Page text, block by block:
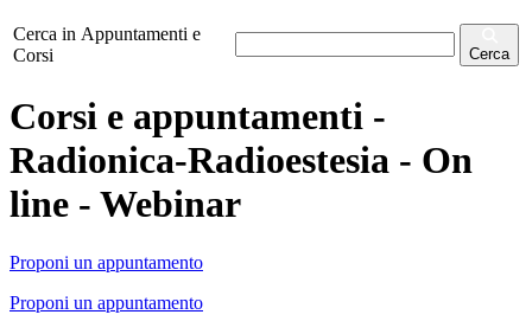
Cerca in Appuntamenti e
Corsi
Cerca
Corsi e appuntamenti -
Radionica-Radioestesia - On
line - Webinar
Proponi un appuntamento
Proponi un appuntamento